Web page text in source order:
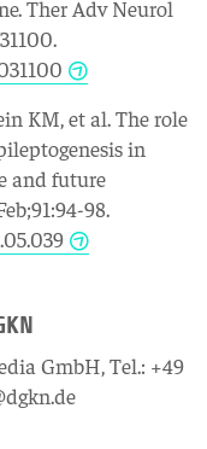
Ther Adv Neurol
KM, et al. The role
in
and future
98.
GmbH, Tel.: +49